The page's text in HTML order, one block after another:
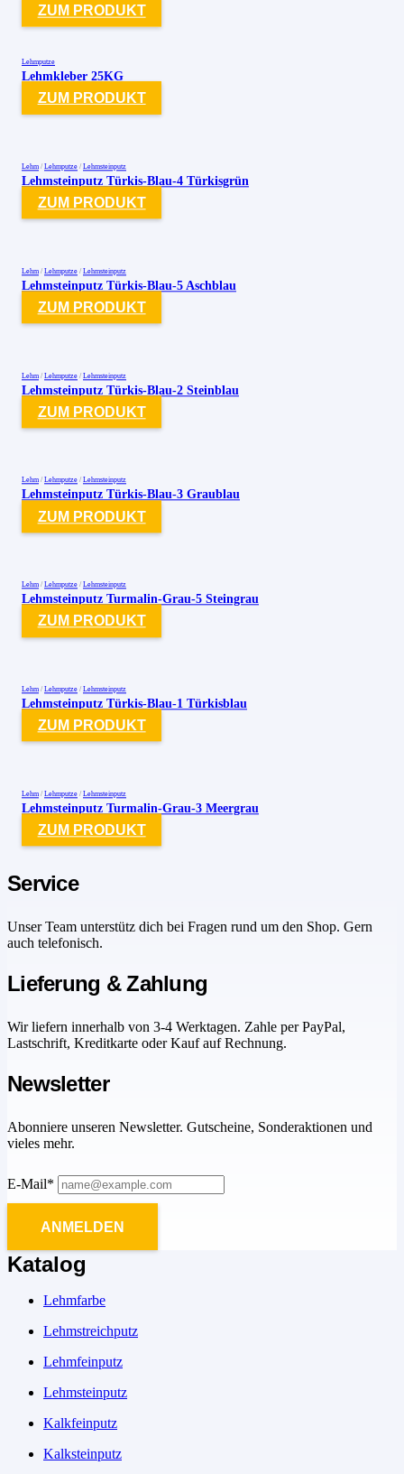
ZUM PRODUKT
Lehmputze
Lehmkleber 25KG
ZUM PRODUKT
Lehm / Lehmputze / Lehmsteinputz
Lehmsteinputz Türkis-Blau-4 Türkisgrün
ZUM PRODUKT
Lehm / Lehmputze / Lehmsteinputz
Lehmsteinputz Türkis-Blau-5 Aschblau
ZUM PRODUKT
Lehm / Lehmputze / Lehmsteinputz
Lehmsteinputz Türkis-Blau-2 Steinblau
ZUM PRODUKT
Lehm / Lehmputze / Lehmsteinputz
Lehmsteinputz Türkis-Blau-3 Graublau
ZUM PRODUKT
Lehm / Lehmputze / Lehmsteinputz
Lehmsteinputz Turmalin-Grau-5 Steingrau
ZUM PRODUKT
Lehm / Lehmputze / Lehmsteinputz
Lehmsteinputz Türkis-Blau-1 Türkisblau
ZUM PRODUKT
Lehm / Lehmputze / Lehmsteinputz
Lehmsteinputz Turmalin-Grau-3 Meergrau
ZUM PRODUKT
Service
Unser Team unterstütz dich bei Fragen rund um den Shop. Gern
auch telefonisch.
Lieferung & Zahlung
Wir liefern innerhalb von 3-4 Werktagen. Zahle per PayPal,
Lastschrift, Kreditkarte oder Kauf auf Rechnung.
Newsletter
Abonniere unseren Newsletter. Gutscheine, Sonderaktionen und
vieles mehr.
E-Mail*
ANMELDEN
Katalog
Lehmfarbe
Lehmstreichputz
Lehmfeinputz
Lehmsteinputz
Kalkfeinputz
Kalksteinputz